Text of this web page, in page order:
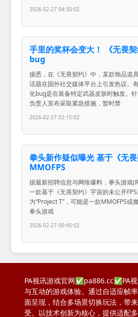
2026-02-27 04:30:02
手里的奖杯会变大！ 《无畏
bug
据悉，在《无畏契约》中，某款饰品道
话题在国外社交媒体平台上引发热议。
化bug是在装备特定武器皮肤时触发。
负责人宣布采取紧急措施，暂时禁
2026-02-27 02:15:02
拳头新作疑似曝光 基于《无
MMOFPS
据最新招聘信息与网络爆料，拳头游戏
一款基于《无畏契约》宇宙的未公开
为“Project T”，可能是一款MMOFPS或
拳头游戏
2026-02-27 00:45:02
PA视讯游戏官网✅pa886.cc✅PA
与互动的游戏体验。通过自适应帧
面呈现，结合多场景切换玩法，带
受。以技术创新为核心，提供适配